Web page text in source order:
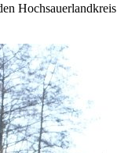
Hochsauerlandkreis